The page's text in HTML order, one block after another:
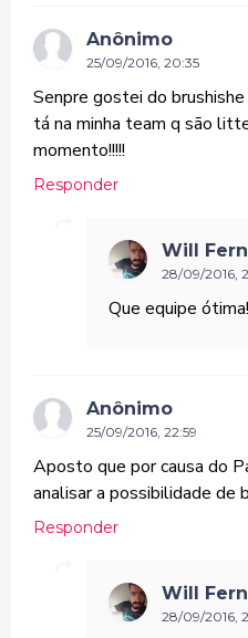
Anônimo
25/09/2016, 20:35
Senpre gostei do
tá na minha team q são
momento!!!!!
Responder
Will
28/09/2016,
Que equipe
Anônimo
25/09/2016, 22:59
Aposto que por causa do
analisar a possibilidade de
Responder
Will
28/09/2016,